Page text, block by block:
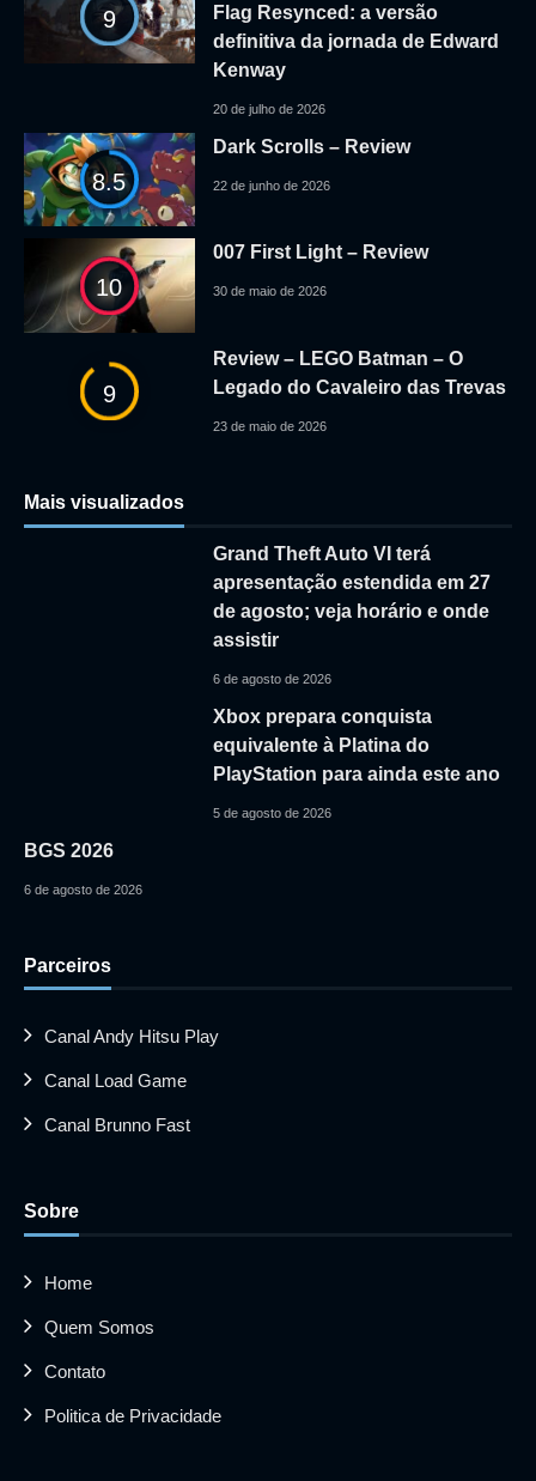
9
Flag Resynced: a versão
definitiva da jornada de Edward
Kenway
20 de julho de 2026
8.5
Dark Scrolls – Review
22 de junho de 2026
10
007 First Light – Review
30 de maio de 2026
9
Review – LEGO Batman – O
Legado do Cavaleiro das Trevas
23 de maio de 2026
Mais visualizados
Grand Theft Auto VI terá
apresentação estendida em 27
de agosto; veja horário e onde
assistir
6 de agosto de 2026
Xbox prepara conquista
equivalente à Platina do
PlayStation para ainda este ano
5 de agosto de 2026
BGS 2026
6 de agosto de 2026
Parceiros
Canal Andy Hitsu Play
Canal Load Game
Canal Brunno Fast
Sobre
Home
Quem Somos
Contato
Politica de Privacidade